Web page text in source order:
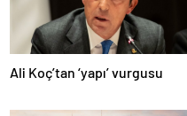
Ali Koç’tan ‘yapı’ vurgusu